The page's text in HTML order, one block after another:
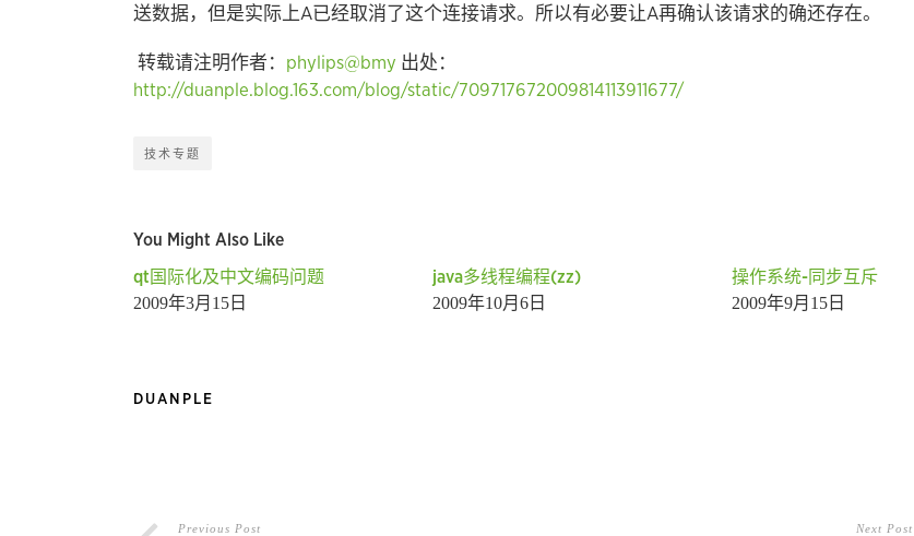
送数据，但是实际上A已经取消了这个连接请求。所以有必要让A再确认该请求的确还存在。
转载请注明作者： phylips@bmy 出处：
http://duanple.blog.163.com/blog/static/709717672009814113911677/
技术专题
You Might Also Like
qt国际化及中文编码问题
2009年3月15日
java多线程编程(zz)
2009年10月6日
操作系统-同步互斥
2009年9月15日
DUANPLE
Previous Post Next Post